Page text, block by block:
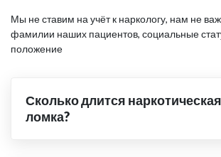
Мы не ставим на учёт к наркологу, нам не
фамилии наших пациентов, социальные
положение
Сколько длится наркотическая
ломка?